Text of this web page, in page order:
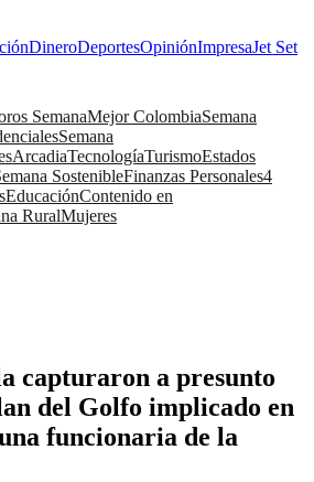
DineroDeportesOpiniónImpresaJet Set
SemanaMejor ColombiaSemana
Semana
ArcadiaTecnologíaTurismoEstados
SostenibleFinanzas Personales4
EducaciónContenido en
RuralMujeres
capturaron a presunto
del Golfo implicado en
funcionaria de la